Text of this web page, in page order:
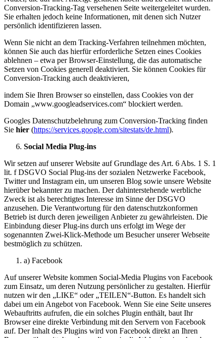
Conversion-Tracking-Tag versehenen Seite weitergeleitet wurden.
Sie erhalten jedoch keine Informationen, mit denen sich Nutzer
persönlich identifizieren lassen.
Wenn Sie nicht an dem Tracking-Verfahren teilnehmen möchten,
können Sie auch das hierfür erforderliche Setzen eines Cookies
ablehnen – etwa per Browser-Einstellung, die das automatische
Setzen von Cookies generell deaktiviert. Sie können Cookies für
Conversion-Tracking auch deaktivieren,
indem Sie Ihren Browser so einstellen, dass Cookies von der
Domain „www.googleadservices.com“ blockiert werden.
Googles Datenschutzbelehrung zum Conversion-Tracking finden
Sie hier (https://services.google.com/sitestats/de.html).
Social Media Plug-ins
Wir setzen auf unserer Website auf Grundlage des Art. 6 Abs. 1 S. 1
lit. f DSGVO Social Plug-ins der sozialen Netzwerke Facebook,
Twitter und Instagram ein, um unseren Blog sowie unsere Website
hierüber bekannter zu machen. Der dahinterstehende werbliche
Zweck ist als berechtigtes Interesse im Sinne der DSGVO
anzusehen. Die Verantwortung für den datenschutzkonformen
Betrieb ist durch deren jeweiligen Anbieter zu gewährleisten. Die
Einbindung dieser Plug-ins durch uns erfolgt im Wege der
sogenannten Zwei-Klick-Methode um Besucher unserer Webseite
bestmöglich zu schützen.
a) Facebook
Auf unserer Website kommen Social-Media Plugins von Facebook
zum Einsatz, um deren Nutzung persönlicher zu gestalten. Hierfür
nutzen wir den „LIKE“ oder „TEILEN“-Button. Es handelt sich
dabei um ein Angebot von Facebook. Wenn Sie eine Seite unseres
Webauftritts aufrufen, die ein solches Plugin enthält, baut Ihr
Browser eine direkte Verbindung mit den Servern von Facebook
auf. Der Inhalt des Plugins wird von Facebook direkt an Ihren